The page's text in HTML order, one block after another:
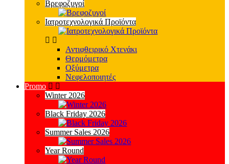
Βρεφοζυγοί
Ιατροτεχνολογικά Προϊόντα
Αντιφθειρικό Χτενάκι
Θερμόμετρα
Οξύμετρα
Νεφελοποιητές
Promo
Winter 2026
Black Friday 2026
Summer Sales 2026
Year Round